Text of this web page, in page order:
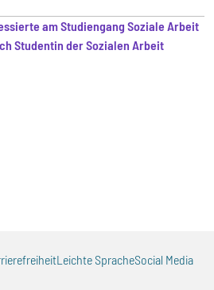
am Studiengang Soziale Arbeit
Studentin der Sozialen Arbeit
Leichte SpracheSocial Media